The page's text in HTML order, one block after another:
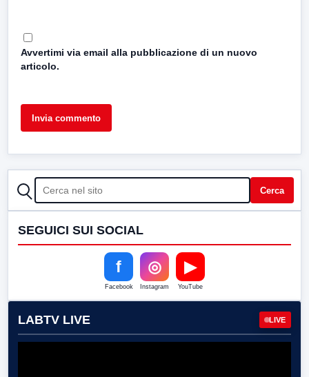
Avvertimi via email alla pubblicazione di un nuovo
articolo.
CERCA Cerca
SEGUICI SUI SOCIAL
f
Facebook
◎
Instagram
▶
YouTube
LABTV LIVE LIVE